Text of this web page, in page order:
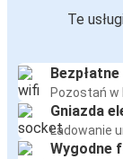
Te
Bezpłatne
Pozostań w
Gniazda
Ładowanie
Wygodne